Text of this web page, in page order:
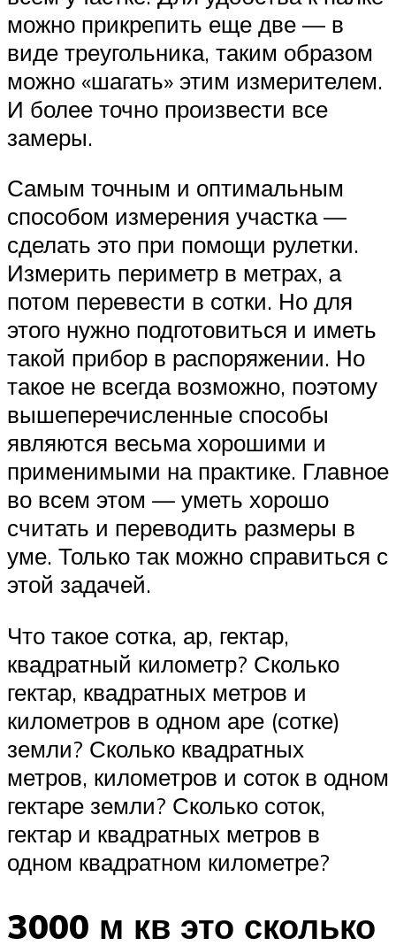
можно прикрепить еще две — в
виде треугольника, таким образом
можно «шагать» этим измерителем.
И более точно произвести все
замеры.
Самым точным и оптимальным
способом измерения участка —
сделать это при помощи рулетки.
Измерить периметр в метрах, а
потом перевести в сотки. Но для
этого нужно подготовиться и иметь
такой прибор в распоряжении. Но
такое не всегда возможно, поэтому
вышеперечисленные способы
являются весьма хорошими и
применимыми на практике. Главное
во всем этом — уметь хорошо
считать и переводить размеры в
уме. Только так можно справиться с
этой задачей.
Что такое сотка, ар, гектар,
квадратный километр? Сколько
гектар, квадратных метров и
километров в одном аре (сотке)
земли? Сколько квадратных
метров, километров и соток в одном
гектаре земли? Сколько соток,
гектар и квадратных метров в
одном квадратном километре?
3000 м кв это сколько